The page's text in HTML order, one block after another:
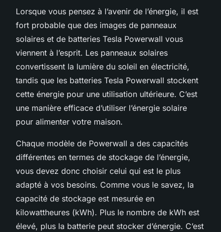
Lorsque vous pensez à l’avenir de l’énergie, il est
fort probable que des images de panneaux
solaires et de batteries Tesla Powerwall vous
viennent à l’esprit. Les panneaux solaires
convertissent la lumière du soleil en électricité,
tandis que les batteries Tesla Powerwall stockent
cette énergie pour une utilisation ultérieure. C’est
une manière efficace d’utiliser l’énergie solaire
pour alimenter votre maison.
Chaque modèle de Powerwall a des capacités
différentes en termes de stockage de l’énergie,
vous devez donc choisir celui qui est le plus
adapté à vos besoins. Comme vous le savez, la
capacité de stockage est mesurée en
kilowattheures (kWh). Plus le nombre de kWh est
élevé, plus la batterie peut stocker d’énergie. C’est